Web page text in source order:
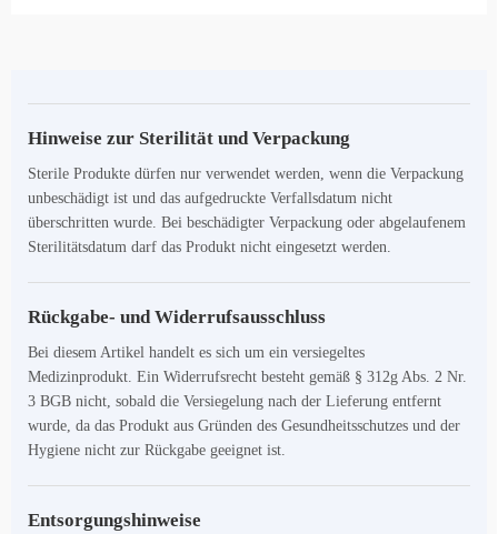
Hinweise zur Sterilität und Verpackung
Sterile Produkte dürfen nur verwendet werden, wenn die Verpackung
unbeschädigt ist und das aufgedruckte Verfallsdatum nicht
überschritten wurde. Bei beschädigter Verpackung oder abgelaufenem
Sterilitätsdatum darf das Produkt nicht eingesetzt werden.
Rückgabe- und Widerrufsausschluss
Bei diesem Artikel handelt es sich um ein versiegeltes
Medizinprodukt. Ein Widerrufsrecht besteht gemäß § 312g Abs. 2 Nr.
3 BGB nicht, sobald die Versiegelung nach der Lieferung entfernt
wurde, da das Produkt aus Gründen des Gesundheitsschutzes und der
Hygiene nicht zur Rückgabe geeignet ist.
Entsorgungshinweise